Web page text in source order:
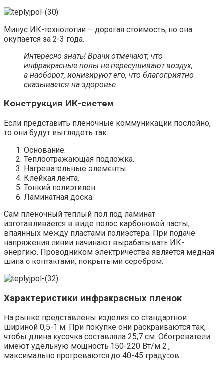
Минус ИК-технологии – дорогая стоимость, но она
окупается за 2-3 года.
Интересно знать! Врачи отмечают, что
инфракрасные полы не пересушивают воздух,
а наоборот, ионизируют его, что благоприятно
сказывается на здоровье.
Конструкция ИК-систем
Если представить пленочные коммуникации послойно,
то они будут выглядеть так:
Основание.
Теплоотражающая подложка.
Нагревательные элементы.
Клейкая лента.
Тонкий полиэтилен.
Ламинатная доска.
Сам пленочный теплый пол под ламинат
изготавливается в виде полос карбоновой пасты,
впаянных между пластами полиэстера. При подаче
напряжения линии начинают вырабатывать ИК-
энергию. Проводником электричества является медная
шина с контактами, покрытыми серебром.
Характеристики инфракрасных пленок
На рынке представлены изделия со стандартной
шириной 0,5-1 м. При покупке они раскраиваются так,
чтобы длина кусочка составляла 25,7 см. Обогреватели
имеют удельную мощность 150-220 Вт/м 2 ,
максимально прогреваются до 40-45 градусов.